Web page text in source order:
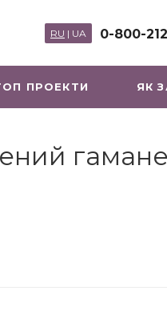
0-800-
RU | UA
ПРОЕКТИ ЯК